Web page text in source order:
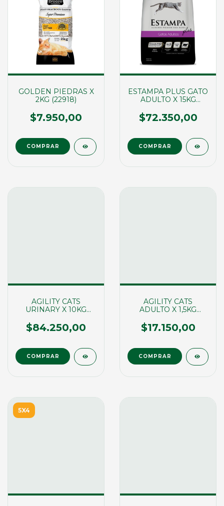
GOLDEN PIEDRAS X
2KG (22918)
$7.950,00
ESTAMPA PLUS GATO
ADULTO X 15KG
$72.350,00
AGILITY CATS
URINARY X 10KG
$84.250,00
AGILITY CATS
ADULTO X 1,5KG
$17.150,00
5X4